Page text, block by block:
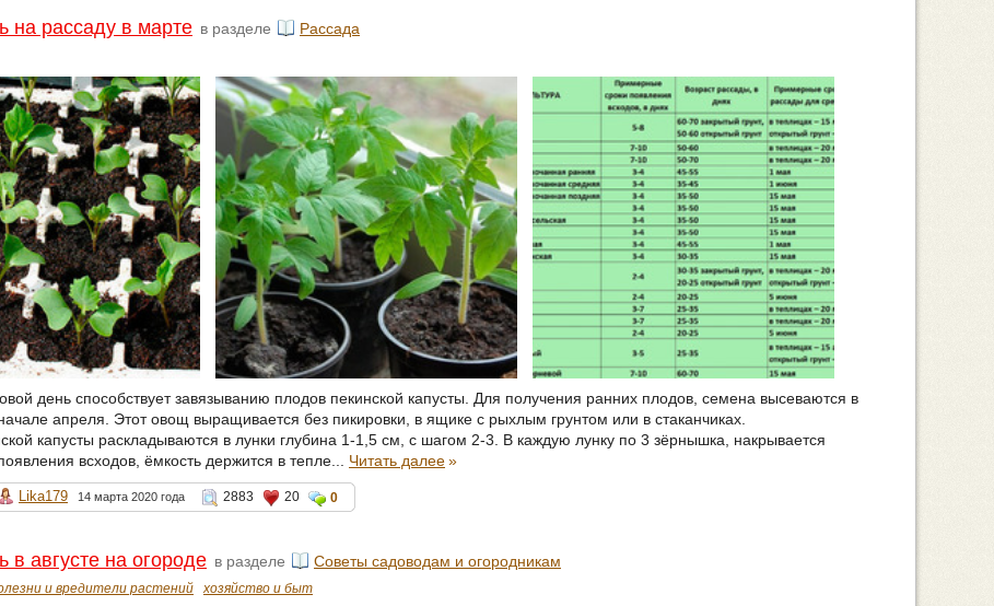
на рассаду в марте в разделе Рассада
день способствует завязыванию плодов пекинской капусты. Для получения ранних плодов, семена высеваются в
апреля. Этот овощ выращивается без пикировки, в ящике с рыхлым грунтом или в стаканчиках.
капусты раскладываются в лунки глубина 1-1,5 см, с шагом 2-3. В каждую лунку по 3 зёрнышка, накрывается
всходов, ёмкость держится в тепле... Читать далее»
Lika179 14 марта 2020 года 2883 20 0
в августе на огороде в разделе Советы садоводам и огородникам
и вредители растений хозяйство и быт